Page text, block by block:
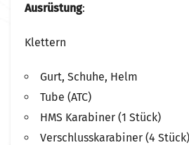
Ausrüstung:
Klettern
Gurt, Schuhe, Helm
Tube (ATC)
HMS Karabiner (1 Stück)
Verschlusskarabiner (4 Stück)